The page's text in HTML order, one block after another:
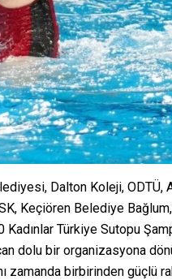
Dalton Koleji,
Keçiören Belediye
Kadınlar Türkiye Sutopu
dolu bir organizasyona
zamanda birbirinden güçlü